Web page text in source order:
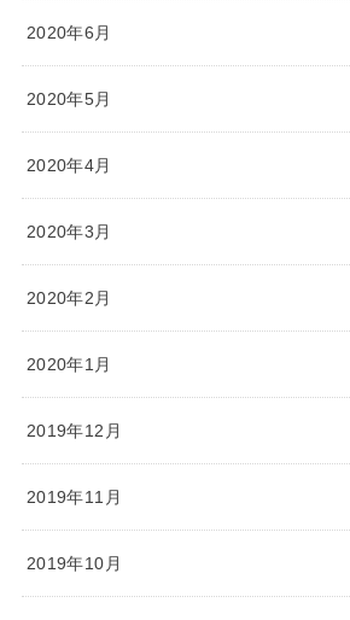
2020年6月
2020年5月
2020年4月
2020年3月
2020年2月
2020年1月
2019年12月
2019年11月
2019年10月